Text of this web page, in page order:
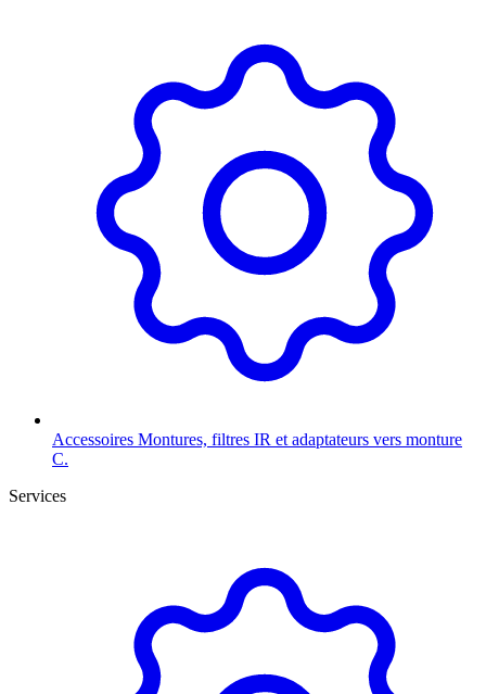
Accessoires Montures, filtres IR et adaptateurs vers monture
C.
Services